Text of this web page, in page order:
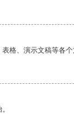
格、演示文稿等各